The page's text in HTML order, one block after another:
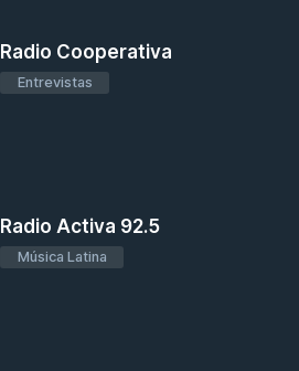
Radio Cooperativa
Entrevistas
Radio Activa 92.5
Música Latina